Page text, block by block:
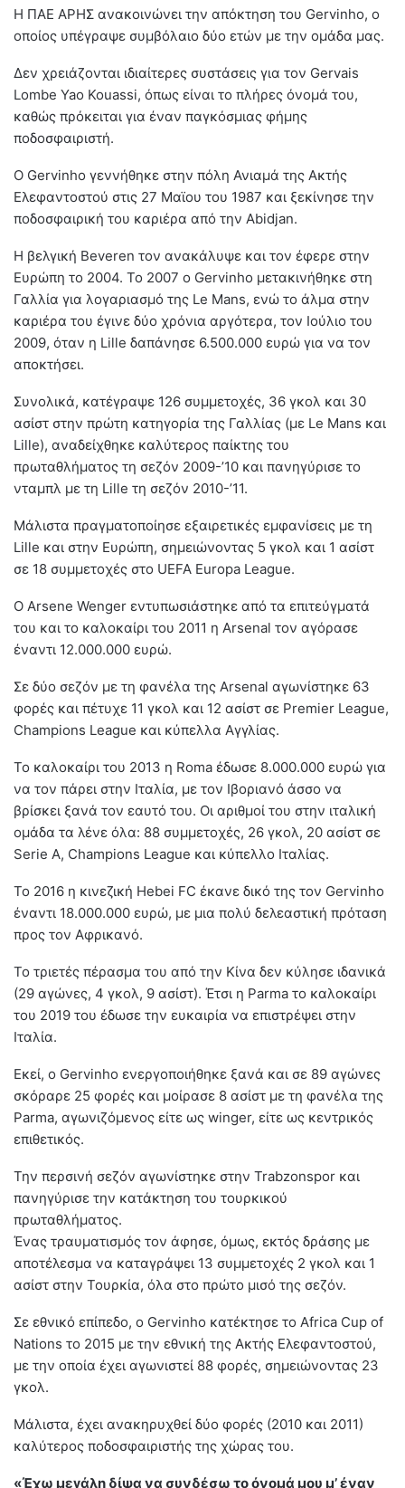
Η ΠΑΕ ΑΡΗΣ ανακοινώνει την απόκτηση του Gervinho, ο
οποίος υπέγραψε συμβόλαιο δύο ετών με την ομάδα μας.
Δεν χρειάζονται ιδιαίτερες συστάσεις για τον Gervais
Lombe Yao Kouassi, όπως είναι το πλήρες όνομά του,
καθώς πρόκειται για έναν παγκόσμιας φήμης
ποδοσφαιριστή.
Ο Gervinho γεννήθηκε στην πόλη Ανιαμά της Ακτής
Ελεφαντοστού στις 27 Μαϊου του 1987 και ξεκίνησε την
ποδοσφαιρική του καριέρα από την Abidjan.
Η βελγική Beveren τον ανακάλυψε και τον έφερε στην
Ευρώπη το 2004. Το 2007 ο Gervinho μετακινήθηκε στη
Γαλλία για λογαριασμό της Le Mans, ενώ το άλμα στην
καριέρα του έγινε δύο χρόνια αργότερα, τον Ιούλιο του
2009, όταν η Lille δαπάνησε 6.500.000 ευρώ για να τον
αποκτήσει.
Συνολικά, κατέγραψε 126 συμμετοχές, 36 γκολ και 30
ασίστ στην πρώτη κατηγορία της Γαλλίας (με Le Mans και
Lille), αναδείχθηκε καλύτερος παίκτης του
πρωταθλήματος τη σεζόν 2009-’10 και πανηγύρισε το
νταμπλ με τη Lille τη σεζόν 2010-’11.
Μάλιστα πραγματοποίησε εξαιρετικές εμφανίσεις με τη
Lille και στην Ευρώπη, σημειώνοντας 5 γκολ και 1 ασίστ
σε 18 συμμετοχές στο UEFA Europa League.
Ο Arsene Wenger εντυπωσιάστηκε από τα επιτεύγματά
του και το καλοκαίρι του 2011 η Arsenal τον αγόρασε
έναντι 12.000.000 ευρώ.
Σε δύο σεζόν με τη φανέλα της Arsenal αγωνίστηκε 63
φορές και πέτυχε 11 γκολ και 12 ασίστ σε Premier League,
Champions League και κύπελλα Αγγλίας.
Το καλοκαίρι του 2013 η Roma έδωσε 8.000.000 ευρώ για
να τον πάρει στην Ιταλία, με τον Ιβοριανό άσσο να
βρίσκει ξανά τον εαυτό του. Οι αριθμοί του στην ιταλική
ομάδα τα λένε όλα: 88 συμμετοχές, 26 γκολ, 20 ασίστ σε
Serie A, Champions League και κύπελλο Ιταλίας.
Το 2016 η κινεζική Hebei FC έκανε δικό της τον Gervinho
έναντι 18.000.000 ευρώ, με μια πολύ δελεαστική πρόταση
προς τον Αφρικανό.
Το τριετές πέρασμα του από την Κίνα δεν κύλησε ιδανικά
(29 αγώνες, 4 γκολ, 9 ασίστ). Έτσι η Parma το καλοκαίρι
του 2019 του έδωσε την ευκαιρία να επιστρέψει στην
Ιταλία.
Εκεί, ο Gervinho ενεργοποιήθηκε ξανά και σε 89 αγώνες
σκόραρε 25 φορές και μοίρασε 8 ασίστ με τη φανέλα της
Parma, αγωνιζόμενος είτε ως winger, είτε ως κεντρικός
επιθετικός.
Την περσινή σεζόν αγωνίστηκε στην Trabzonspor και
πανηγύρισε την κατάκτηση του τουρκικού
πρωταθλήματος.
Ένας τραυματισμός τον άφησε, όμως, εκτός δράσης με
αποτέλεσμα να καταγράψει 13 συμμετοχές 2 γκολ και 1
ασίστ στην Τουρκία, όλα στο πρώτο μισό της σεζόν.
Σε εθνικό επίπεδο, ο Gervinho κατέκτησε το Africa Cup of
Nations το 2015 με την εθνική της Ακτής Ελεφαντοστού,
με την οποία έχει αγωνιστεί 88 φορές, σημειώνοντας 23
γκολ.
Μάλιστα, έχει ανακηρυχθεί δύο φορές (2010 και 2011)
καλύτερος ποδοσφαιριστής της χώρας του.
«Έχω μεγάλη δίψα να συνδέσω το όνομά μου μ’ έναν